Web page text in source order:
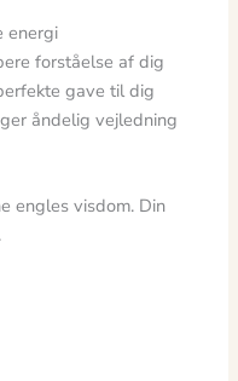
energi
forståelse af dig
gave til dig
åndelig vejledning
engles visdom. Din